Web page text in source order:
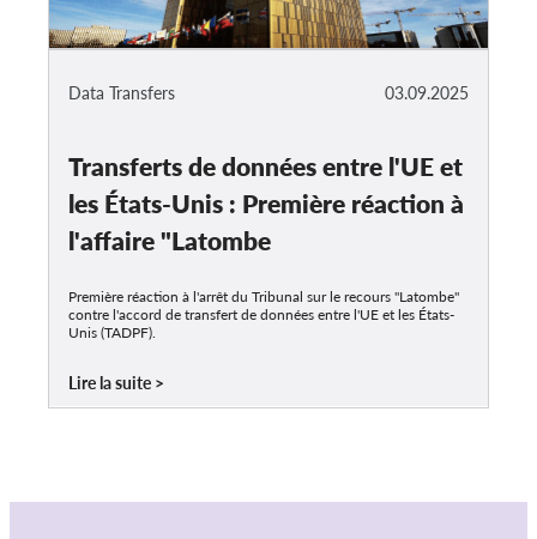
03.09.2025
Data Transfers
Transferts de données entre l'UE et
les États-Unis : Première réaction à
l'affaire "Latombe
Première réaction à l'arrêt du Tribunal sur le recours "Latombe"
contre l'accord de transfert de données entre l'UE et les États-
Unis (TADPF).
Lire la suite